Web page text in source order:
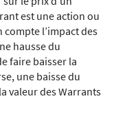
est une action ou
l’impact des
hausse du
faire baisser la
une baisse du
valeur des Warrants